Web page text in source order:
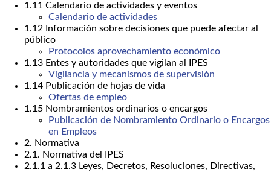
1.11 Calendario de actividades y eventos
Calendario de actividades
1.12 Información sobre decisiones que puede afectar al
público
Protocolos aprovechamiento económico
1.13 Entes y autoridades que vigilan al IPES
Vigilancia y mecanismos de supervisión
1.14 Publicación de hojas de vida
Ofertas de empleo
1.15 Nombramientos ordinarios o encargos
Publicación de Nombramiento Ordinario o Encargos
en Empleos
2. Normativa
2.1. Normativa del IPES
2.1.1 a 2.1.3 Leyes, Decretos, Resoluciones, Directivas,